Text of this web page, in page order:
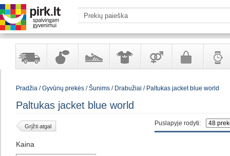
Yra
Kvepalai
kosmetika
Avalynė Apranga
aksesuarai
Prekės
Galanterija
Pradžia/Gyvūnų prekės/Šunims/ Drabužiai / Paltukas jacket blue world
Paltukas jacket blue world
Puslapyje rodyti:
Grįžti atgal
Kaina